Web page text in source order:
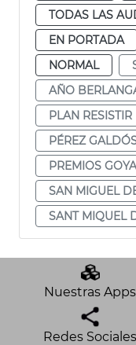
TODAS LAS
EN PORTADA
NORMAL
AÑO
PLAN RESISTIR
PÉREZ
PREMIOS
SAN MIGUEL
SANT MIQUEL
Nuestras Apps
Redes Sociales